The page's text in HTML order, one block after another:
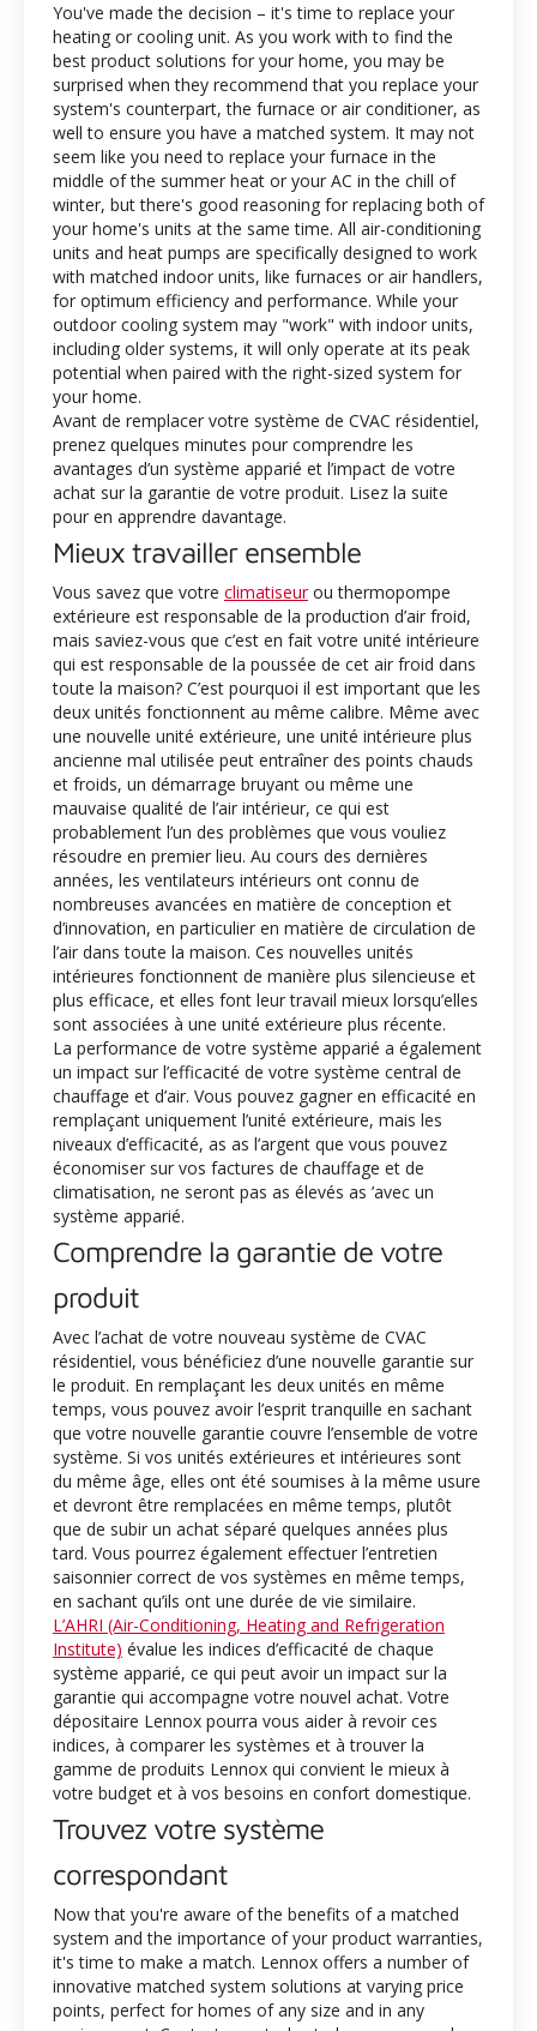
You've made the decision – it's time to replace your
heating or cooling unit. As you work withto find the
best product solutions for your home, you may be
surprised when they recommend that you replace your
system's counterpart, the furnace or air conditioner, as
well to ensure you have a matched system. It may not
seem like you need to replace your furnace in the
middle of the summer heat or your AC in the chill of
winter, but there's good reasoning for replacing both of
your home's units at the same time. All air-conditioning
units and heat pumps are specifically designed to work
with matched indoor units, like furnaces or air handlers,
for optimum efficiency and performance. While your
outdoor cooling system may "work" with indoor units,
including older systems, it will only operate at its peak
potential when paired with the right-sized system for
your home.
Avant de remplacer votre système de CVAC résidentiel,
prenez quelques minutes pour comprendre les
avantages d’un système apparié et l’impact de votre
achat sur la garantie de votre produit. Lisez la suite
pour en apprendre davantage.
Mieux travailler ensemble
Vous savez que votre climatiseurou thermopompe
extérieure est responsable de la production d’air froid,
mais saviez-vous que c’est en fait votre unité intérieure
qui est responsable de la poussée de cet air froid dans
toute la maison? C’est pourquoi il est important que les
deux unités fonctionnent au même calibre. Même avec
une nouvelle unité extérieure, une unité intérieure plus
ancienne mal utilisée peut entraîner des points chauds
et froids, un démarrage bruyant ou même une
mauvaise qualité de l’air intérieur, ce qui est
probablement l’un des problèmes que vous vouliez
résoudre en premier lieu. Au cours des dernières
années, les ventilateurs intérieurs ont connu de
nombreuses avancées en matière de conception et
d’innovation, en particulier en matière de circulation de
l’air dans toute la maison. Ces nouvelles unités
intérieures fonctionnent de manière plus silencieuse et
plus efficace, et elles font leur travail mieux lorsqu’elles
sont associées à une unité extérieure plus récente.
La performance de votre système apparié a également
un impact sur l’efficacité de votre système central de
chauffage et d’air. Vous pouvez gagner en efficacité en
remplaçant uniquement l’unité extérieure, mais les
niveaux d’efficacité, as as l’argent que vous pouvez
économiser sur vos factures de chauffage et de
climatisation, ne seront pas as élevés as ’avec un
système apparié.
Comprendre la garantie de votre
produit
Avec l’achat de votre nouveau système de CVAC
résidentiel, vous bénéficiez d’une nouvelle garantie sur
le produit. En remplaçant les deux unités en même
temps, vous pouvez avoir l’esprit tranquille en sachant
que votre nouvelle garantie couvre l’ensemble de votre
système. Si vos unités extérieures et intérieures sont
du même âge, elles ont été soumises à la même usure
et devront être remplacées en même temps, plutôt
que de subir un achat séparé quelques années plus
tard. Vous pourrez également effectuer l’entretien
saisonnier correct de vos systèmes en même temps,
en sachant qu’ils ont une durée de vie similaire.
L’AHRI (Air-Conditioning, Heating and Refrigeration
Institute) évalue les indices d’efficacité de chaque
système apparié, ce qui peut avoir un impact sur la
garantie qui accompagne votre nouvel achat. Votre
dépositaire Lennox pourra vous aider à revoir ces
indices, à comparer les systèmes et à trouver la
gamme de produits Lennox qui convient le mieux à
votre budget et à vos besoins en confort domestique.
Trouvez votre système
correspondant
Now that you're aware of the benefits of a matched
system and the importance of your product warranties,
it's time to make a match. Lennox offers a number of
innovative matched system solutions at varying price
points, perfect for homes of any size and in any